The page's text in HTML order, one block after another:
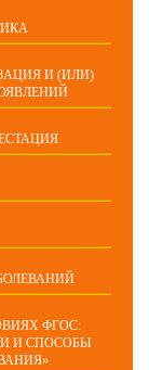
И (ИЛИ)
ФГОС:
И СПОСОБЫ